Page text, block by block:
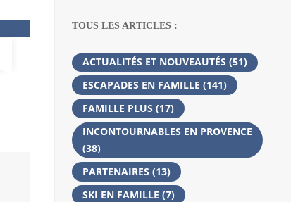
TOUS LES ARTICLES :
ACTUALITÉS ET NOUVEAUTÉS (51)
ESCAPADES EN FAMILLE (141)
FAMILLE PLUS (17)
INCONTOURNABLES EN PROVENCE
(38)
PARTENAIRES (13)
SKI EN FAMILLE (7)